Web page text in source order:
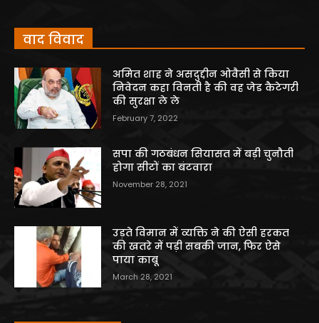
वाद विवाद
अमित शाह ने असदुद्दीन ओवैसी से किया
निवेदन कहा विनती है की वह जेड कैटेगरी
की सुरक्षा ले ले
February 7, 2022
सपा की गठबंधन सियासत में बड़ी चुनौती
होगा सीटों का बंटवारा
November 28, 2021
उड़ते विमान में व्यक्ति ने की ऐसी हरकत
की खतरे में पड़ी सबकी जान, फिर ऐसे
पाया काबू
March 28, 2021